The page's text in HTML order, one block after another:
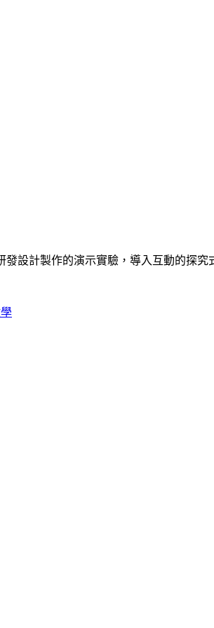
發設計製作的演示實驗，導入互動的探